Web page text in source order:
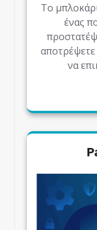
Το
ένας
να